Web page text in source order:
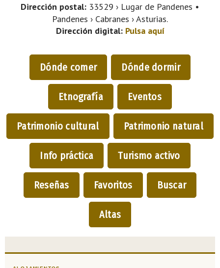
Dirección postal: 33529 › Lugar de Pandenes •
Pandenes › Cabranes › Asturias.
Dirección digital: Pulsa aquí
Dónde comer Dónde dormir
Etnografía Eventos
Patrimonio cultural Patrimonio natural
Info práctica Turismo activo
Reseñas Favoritos Buscar
Altas